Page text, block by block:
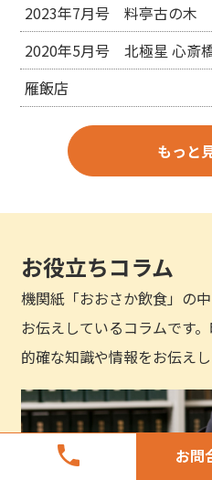
phone お問
2023年7月号 料亭古の木
2020年5月号 北極星 心斎
雁飯店
もっと
お役立ちコラム
機関紙「おおさか飲食」の
お伝えしているコラムです
的確な知識や情報をお伝えし